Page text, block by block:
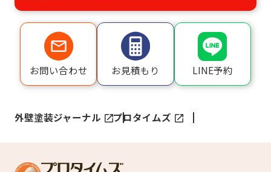
お問い合わせ お見積もり LINE予約
外壁塗装ジャーナル プロタイムズ